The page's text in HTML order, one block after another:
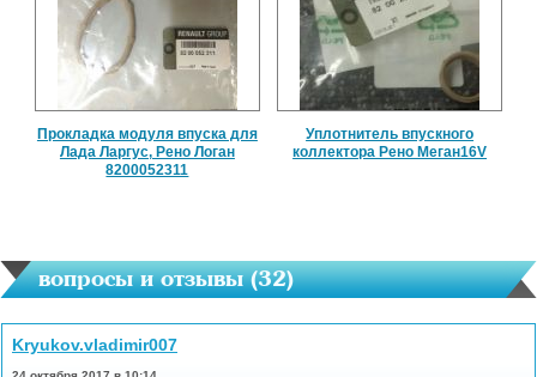
Прокладка модуля впуска для
Лада Ларгус, Рено Логан
8200052311
Уплотнитель впускного
коллектора Рено Меган16V
вопросы и отзывы (32)
Kryukov.vladimir007